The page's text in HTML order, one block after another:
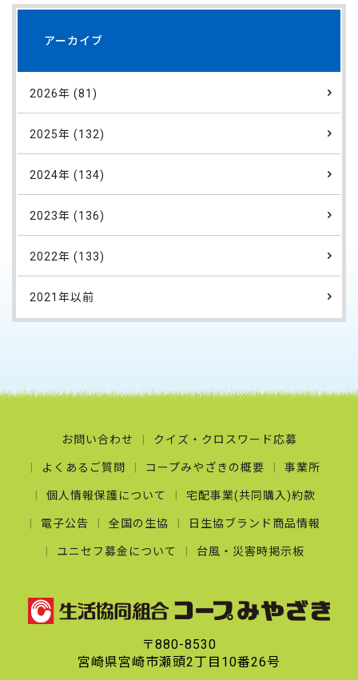
アーカイブ
2026年 (81)
2025年 (132)
2024年 (134)
2023年 (136)
2022年 (133)
2021年以前
お問い合わせ クイズ・クロスワード応募
よくあるご質問 コープみやざきの概要 事業所
個人情報保護について 宅配事業(共同購入)約款
電子公告 全国の生協 日生協ブランド商品情報
ユニセフ募金について 台風・災害時掲示板
〒880-8530
宮崎県宮崎市瀬頭2丁目10番26号